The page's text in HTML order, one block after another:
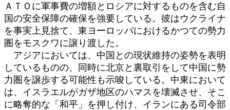
ＡＴＯに軍事費の増額とロシアに対するものを含む自
国の安全保障の確保を強要している。彼はウクライナ
を事実上見捨て、東ヨーロッパにおけるかつての勢力
圏をモスクワに譲り渡した。
アジアにおいては、中国との現状維持の姿勢を表明
しているものの、同時に北京と裏取引をして中国に勢
力圏を譲歩する可能性も示唆している。中東において
は、イスラエルがガザ地区のハマスを壊滅させ、そこ
に略奪的な「和平」を押し付け、イランにある司令部